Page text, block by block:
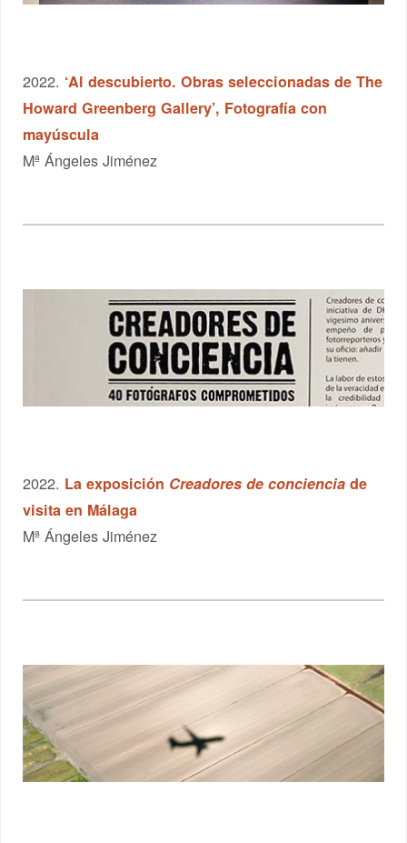
2022. ‘Al descubierto. Obras seleccionadas de The
Howard Greenberg Gallery’, Fotografía con
mayúscula
Mª Ángeles Jiménez
2022. La exposición Creadores de conciencia de
visita en Málaga
Mª Ángeles Jiménez